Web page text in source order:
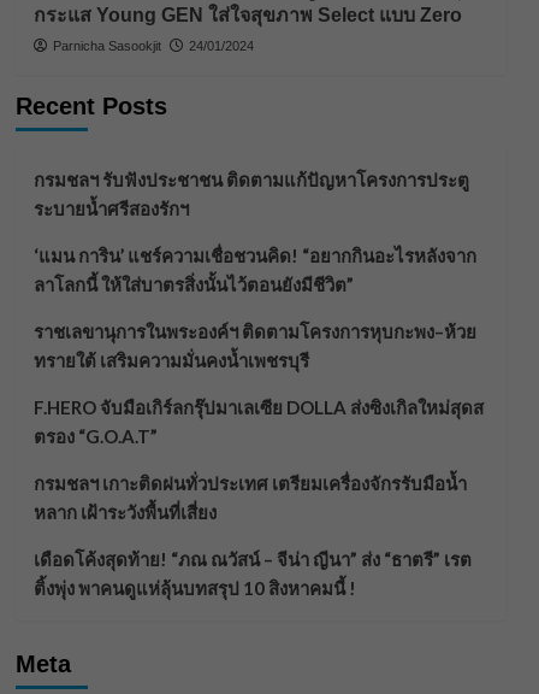
กระแส Young GEN ใส่ใจสุขภาพ Select แบบ Zero
Parnicha Sasookjit 24/01/2024
Recent Posts
กรมชลฯ รับฟังประชาชน ติดตามแก้ปัญหาโครงการประตู
ระบายน้ำศรีสองรักฯ
‘แมน การิน’ แชร์ความเชื่อชวนคิด! “อยากกินอะไรหลังจาก
ลาโลกนี้ ให้ใส่บาตรสิ่งนั้นไว้ตอนยังมีชีวิต”
ราชเลขานุการในพระองค์ฯ ติดตามโครงการหุบกะพง–ห้วย
ทรายใต้ เสริมความมั่นคงน้ำเพชรบุรี
F.HERO จับมือเกิร์ลกรุ๊ปมาเลเซีย DOLLA ส่งซิงเกิลใหม่สุดส
ตรอง “G.O.A.T”
กรมชลฯ เกาะติดฝนทั่วประเทศ เตรียมเครื่องจักรรับมือน้ำ
หลาก เฝ้าระวังพื้นที่เสี่ยง
เดือดโค้งสุดท้าย! “ภณ ณวัสน์ – จีน่า ญีนา” ส่ง “ธาตรี” เรต
ติ้งพุ่ง พาคนดูแห่ลุ้นบทสรุป 10 สิงหาคมนี้ !
Meta